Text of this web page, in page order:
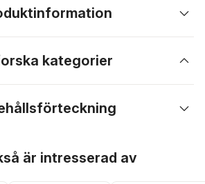
kategorier
är intresserad av